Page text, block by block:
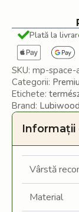
Plată la
SKU: mp-space-
Categorii:
Etichete:
Brand: Lubiwood
Informații
Vârstă
Material